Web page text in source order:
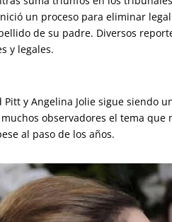
un proceso para eliminar
de su padre. Diversos
y legales.
Pitt y Angelina Jolie sigue siendo
observadores el tema
al paso de los años.